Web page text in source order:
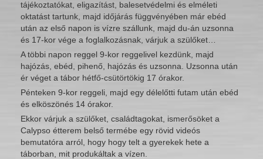
tájékoztatókat, eligazítást, balesetvédelmi és elméleti
oktatást tartunk, majd időjárás függvényében már ebéd
után az első napon is vízre szállunk, majd du-án uzsonna
és 17-kor vége a foglalkozásnak, várjuk a szülőket…
A többi napon reggel 9-kor reggelivel kezdünk, majd
hajózás, ebéd, pihenő, hajózás és uzsonna. Uzsonna után
ér véget a tábor hétfő-csütörtökig 17 órakor.
Pénteken 9-kor reggeli, majd egy délelőtti futam után ebéd
és elköszönés 14 órakor.
Ekkor várjuk a szülőket, családtagokat, ismerősöket a
Calypso étterem belső termébe egy rövid videós
bemutatóra arról, hogy hogy telt a gyerekek hete a
táborban, mit produkáltak a vízen.